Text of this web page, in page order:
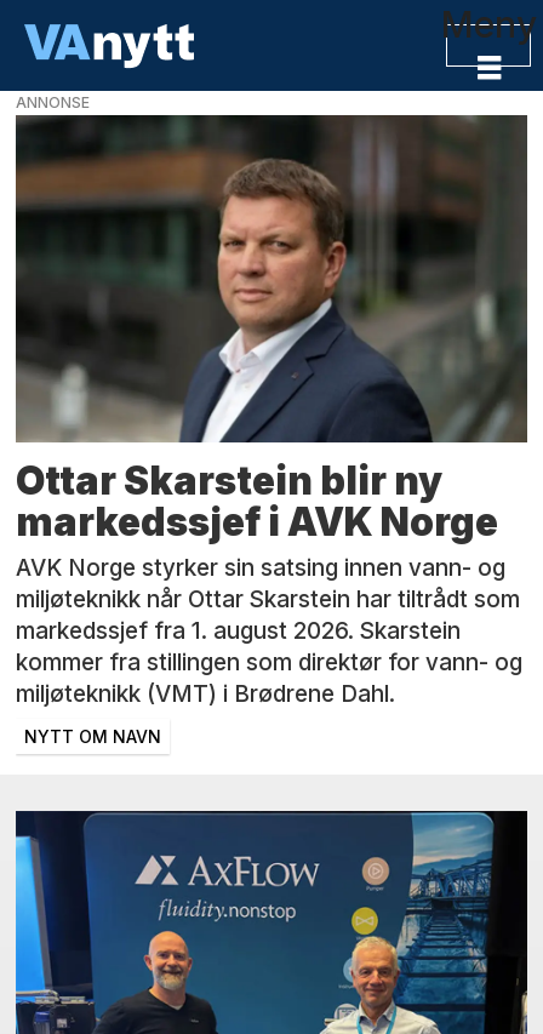
Meny
VAnytt
-
VA-
bransjens
nyhetskanal
ANNONSE
Ottar Skarstein blir ny
markedssjef i AVK Norge
AVK Norge styrker sin satsing innen vann- og
miljøteknikk når Ottar Skarstein har tiltrådt som
markedssjef fra 1. august 2026. Skarstein
kommer fra stillingen som direktør for vann- og
miljøteknikk (VMT) i Brødrene Dahl.
NYTT OM NAVN